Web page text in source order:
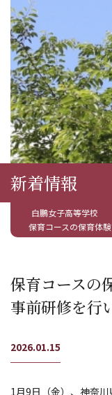
新着情報
白鵬女子高等学校
保育コースの保育体
保育コースの
事前研修を行
2026.01.15
1月9日（金）、神奈